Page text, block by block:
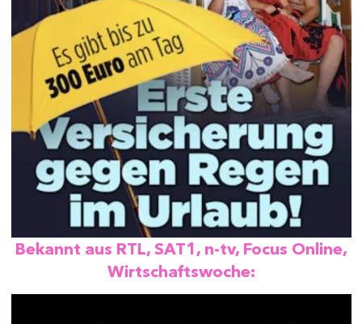
Bekannt aus RTL, SAT1, n-tv, Focus Online,
Wirtschaftswoche: